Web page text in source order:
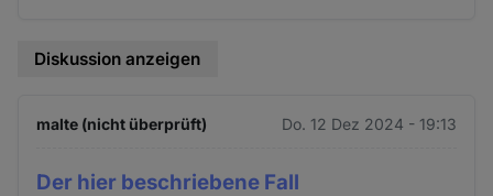
Diskussion anzeigen
malte (nicht überprüft) Do. 12 Dez 2024 - 19:13
Der hier beschriebene Fall